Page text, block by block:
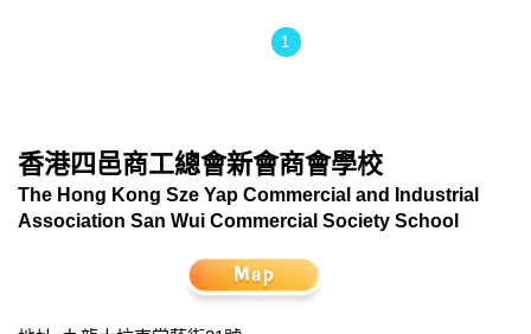
1
香港四邑商工總會新會商會學校
The Hong Kong Sze Yap Commercial and Industrial
Association San Wui Commercial Society School